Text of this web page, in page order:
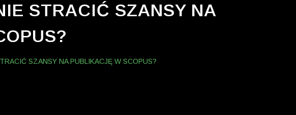
STRACIĆ SZANSY NA
SZANSY NA PUBLIKACJĘ W SCOPUS?